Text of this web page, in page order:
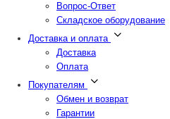
Вопрос-Ответ
Складское оборудование
Доставка и оплата
Доставка
Оплата
Покупателям
Обмен и возврат
Гарантии